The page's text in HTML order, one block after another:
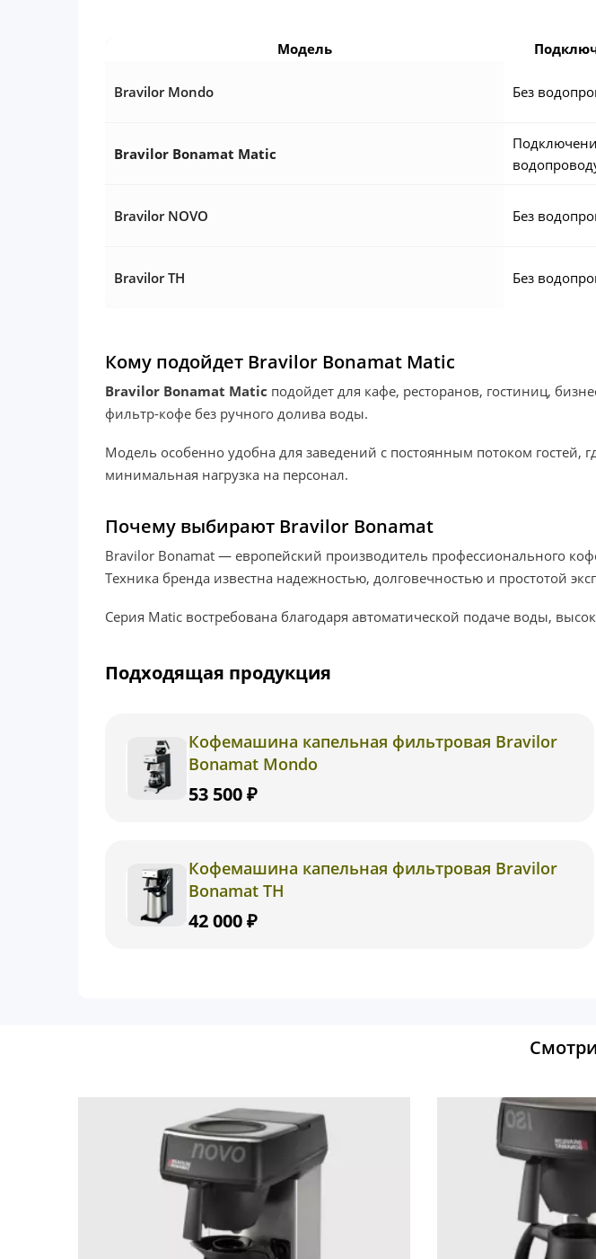
Модель
Bravilor Mondo Без
Bravilor Bonamat Matic
Bravilor NOVO Без
Bravilor TH Без
Кому подойдет Bravilor Bonamat Matic
Bravilor Bonamat Matic подойдет для кафе, ресторанов, гостиниц,
фильтр-кофе без ручного долива воды.
Модель особенно удобна для заведений с постоянным потоком гостей,
минимальная нагрузка на персонал.
Почему выбирают Bravilor Bonamat
Bravilor Bonamat — европейский производитель профессионального
Техника бренда известна надежностью, долговечностью и простотой
Серия Matic востребована благодаря автоматической подаче воды,
Подходящая продукция
Кофемашина капельная фильтровая Bravilor
Bonamat Mondo
53 500 ₽
Кофемашина капельная фильтровая Bravilor
Bonamat ТН
42 000 ₽